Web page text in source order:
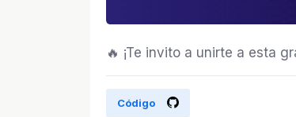
🔥 ¡Te invito a unirte a esta
Código